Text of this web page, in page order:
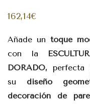
162,14€
Añade untoque
con la
DORADO, perfecta
su diseño
decoración de